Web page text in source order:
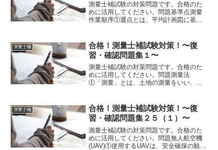
測量士補試験の対策問題です。合格のた
めに活用してください。問題基準点測量
作業順序①選点とは、平均計画図に基づ
選点図・B:観測図】及び平面図を作成す
る作業をいう。〇平均...
測量士補
合格！測量士補試験対策！〜復
習・確認問題集１〜
測量士補試験の対策問題です。合格のた
めに活用してください。問題測量法
①「測量」とは、土地の測量をいい、地
は、すべての測量の基礎となる測量で、
【A:国土地理院・B: ...
測量士補
合格！測量士補試験対策！〜復
習・確認問題集２５（１）〜
測量士補試験の対策問題です。合格のた
めに活用してください。問題無人航空機
(UAV)①使用するUAVは、安全確保の観点